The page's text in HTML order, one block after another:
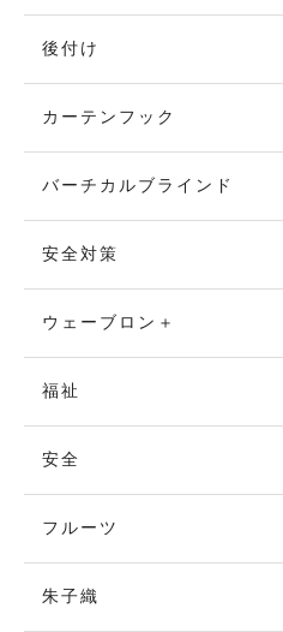
後付け
カーテンフック
バーチカルブラインド
安全対策
ウェーブロン＋
福祉
安全
フルーツ
朱子織